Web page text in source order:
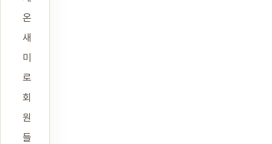
온
새
미
로
회
원
들